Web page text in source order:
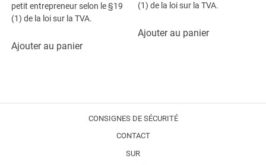
petit entrepreneur selon le §19
(1) de la loi sur la TVA.
Ajouter au panier
(1) de la loi sur la TVA.
Ajouter au panier
CONSIGNES DE SÉCURITÉ
CONTACT
SUR